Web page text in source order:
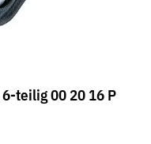
teilig 00 20 16 P